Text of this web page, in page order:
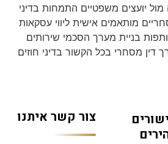
יועצים משפטיים התמחות בדיני
מותאמים אישית ליווי עסקאות
בניית מערך הסכמי שירותים
דין מסחרי בכל הקשור בדיני חוזים
צור קשר איתנו